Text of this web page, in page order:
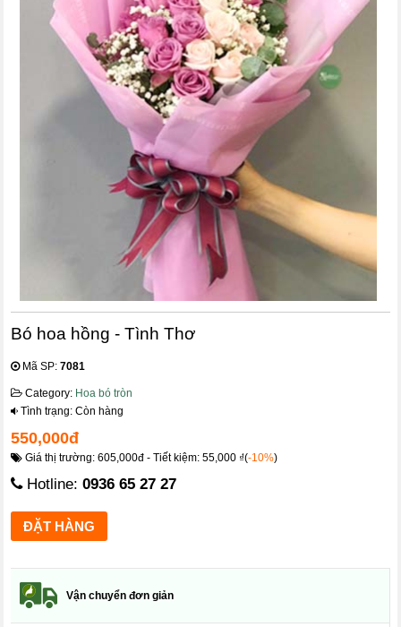
Bó hoa hồng - Tình Thơ
Mã SP:7081
Category: Hoa bó tròn
Tình trạng: Còn hàng
550,000đ
Giá thị trường: 605,000đ - Tiết kiệm: 55,000 ₫(-10%)
Hotline:0936 65 27 27
Vận chuyển đơn giản